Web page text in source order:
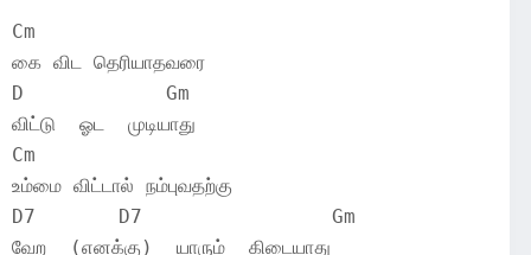
Cm
கை விட தெரியாதவரை
D	     Gm
விட்டு  ஓட  முடியாது
Cm
உம்மை விட்டால் நம்புவதற்கு
D7	 D7	       	   Gm
வேற  (எனக்கு)  யாரும்  கிடையாது